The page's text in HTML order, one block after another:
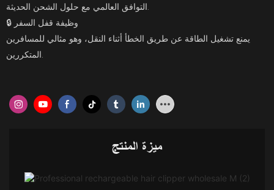
التوافق العالمي مع حلول الشحن الحديثة.
🔒 وظيفة قفل السفر
يمنع تشغيل الطاقة عن طريق الخطأ أثناء النقل، وهو مثالي للمسافرين
المتكررين.
ميزة المنتج